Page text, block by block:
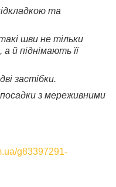
та
шви не тільки
й піднімають її
застібки.
посадки з мереживними
g83397291-